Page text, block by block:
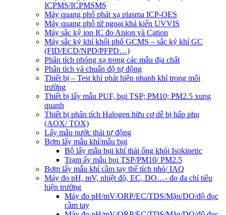
ICPMS/ICPMSMS
Máy quang phổ phát xạ plasma ICP-OES
Máy quang phổ tử ngoại khả kiến UVVIS
Máy sắc ký ion IC đo Anion và Cation
Máy sắc ký khí khối phổ GCMS – sắc ký khí GC
(FID/ECD/NPD/PFPD…)
Phân tích phóng xạ trong các mẫu địa chất
Phân tích và chuẩn độ tự động
Thiết bị – Test khí phát hiện nhanh khí trong môi
trường
Thiết bị lấy mẫu PUF, bụi TSP; PM10; PM2.5 xung
quanh
Thiết bị phân tích Halogen hữu cơ dễ bị hấp phụ
(AOX/ TOX)
Lấy mẫu nước thải tự động
Bơm lấy mẫu khí/mẫu bụi
Bộ lấy mẫu bụi khí thải ống khói Isokinetic
Trạm ấy mẫu bụi TSP/PM10/ PM2.5
Bơm lấy mẫu khí cầm tay thể tích nhỏ/ IAQ
Máy đo pH, mV, nhiệt độ, EC, DO…- đo đa chỉ tiêu
hiện trường
Máy đo pH/mV/ORP/EC/TDS/Mặn/DO/độ đục
cầm tay